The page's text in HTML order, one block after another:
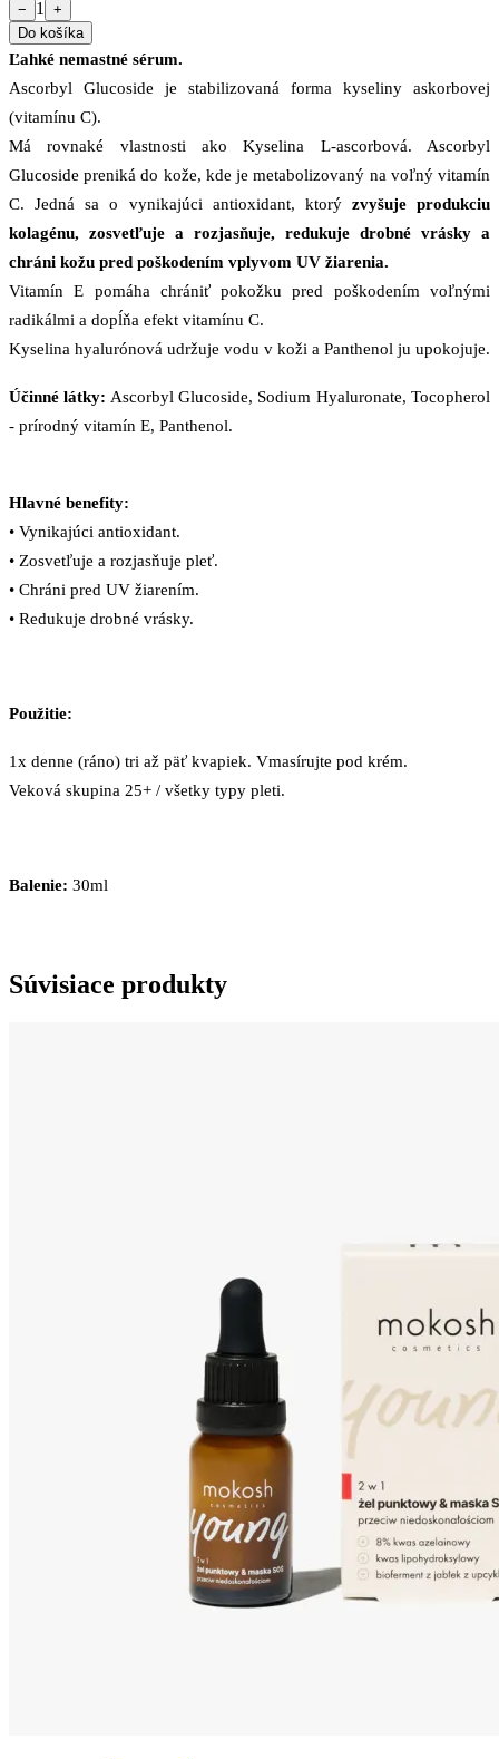
− 1
+
Do košíka
Ľahké nemastné sérum.
Ascorbyl Glucoside je stabilizovaná forma kyseliny askorbovej
(vitamínu C).
Má rovnaké vlastnosti ako Kyselina L-ascorbová. Ascorbyl
Glucoside preniká do kože, kde je metabolizovaný na voľný vitamín
C. Jedná sa o vynikajúci antioxidant, ktorý zvyšuje produkciu
kolagénu, zosvetľuje a rozjasňuje, redukuje drobné vrásky a
chráni kožu pred poškodením vplyvom UV žiarenia.
Vitamín E pomáha chrániť pokožku pred poškodením voľnými
radikálmi a dopĺňa efekt vitamínu C.
Kyselina hyalurónová udržuje vodu v koži a Panthenol ju upokojuje.
Účinné látky: Ascorbyl Glucoside, Sodium Hyaluronate, Tocopherol
- prírodný vitamín E, Panthenol.
Hlavné benefity:
• Vynikajúci antioxidant.
• Zosvetľuje a rozjasňuje pleť.
• Chráni pred UV žiarením.
• Redukuje drobné vrásky.
Použitie:
1x denne (ráno) tri až päť kvapiek. Vmasírujte pod krém.
Veková skupina 25+ / všetky typy pleti.
Balenie: 30ml
Súvisiace produkty